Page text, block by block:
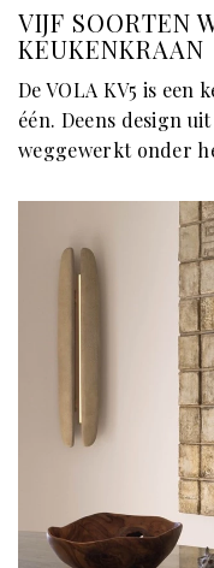
VIJF SOORTEN
KEUKENKRAAN
De VOLA KV5 is
één. Deens design
weggewerkt onder